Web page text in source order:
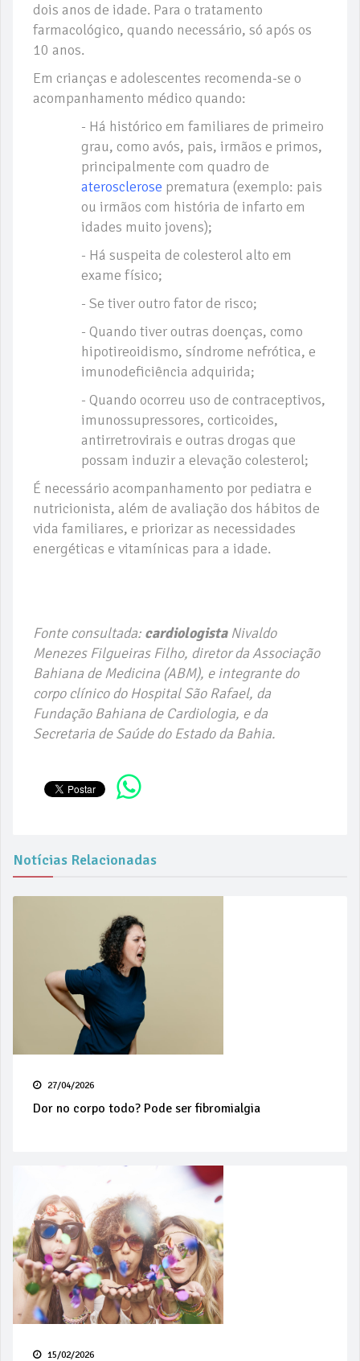
dois anos de idade. Para o tratamento
farmacológico, quando necessário, só após os
10 anos.
Em crianças e adolescentes recomenda-se o
acompanhamento médico quando:
- Há histórico em familiares de primeiro
grau, como avós, pais, irmãos e primos,
principalmente com quadro de
aterosclerose prematura (exemplo: pais
ou irmãos com história de infarto em
idades muito jovens);
- Há suspeita de colesterol alto em
exame físico;
- Se tiver outro fator de risco;
- Quando tiver outras doenças, como
hipotireoidismo, síndrome nefrótica, e
imunodeficiência adquirida;
- Quando ocorreu uso de contraceptivos,
imunossupressores, corticoides,
antirretrovirais e outras drogas que
possam induzir a elevação colesterol;
É necessário acompanhamento por pediatra e
nutricionista, além de avaliação dos hábitos de
vida familiares, e priorizar as necessidades
energéticas e vitamínicas para a idade.
Fonte consultada: cardiologistaNivaldo
Menezes Filgueiras Filho, diretor da Associação
Bahiana de Medicina (ABM), e integrante do
corpo clínico do Hospital São Rafael, da
Fundação Bahiana de Cardiologia, e da
Secretaria de Saúde do Estado da Bahia.
Notícias Relacionadas
27/04/2026
Dor no corpo todo? Pode ser fibromialgia
15/02/2026